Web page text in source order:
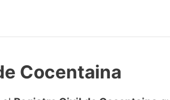
Cocentaina